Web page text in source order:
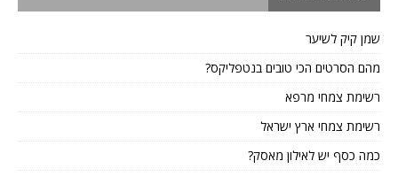
שמן קיק לשיער
מהם הסרטים הכי טובים בנטפליקס?
רשימת צמחי מרפא
רשימת צמחי ארץ ישראל
כמה כסף יש לאילון מאסק?